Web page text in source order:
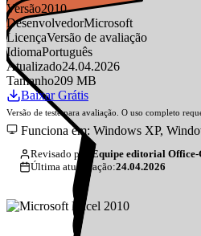
Versão2010
DesenvolvedorMicrosoft
LicençaVersão de avaliação
IdiomaPortuguês
Atualizado24.04.2026
Tamanho209 MB
Baixar Grátis
Versão de teste para avaliação. O uso completo
Funciona em: Windows XP,
Revisado por:
Equipe editorial Office-
Última atualização:24.04.2026